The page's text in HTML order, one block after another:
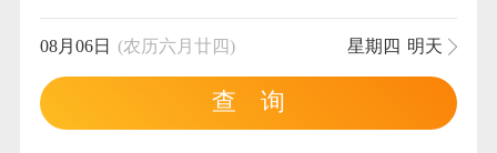
08月06日 (农历六月廿四) 星期四 明天
查 询